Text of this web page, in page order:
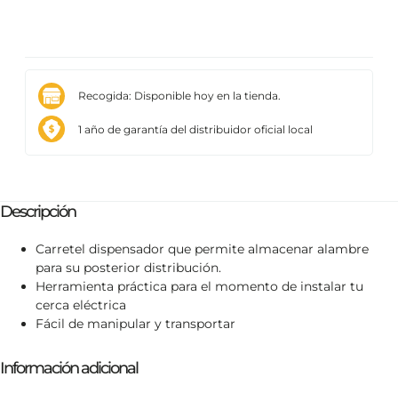
Recogida: Disponible hoy en la tienda.
1 año de garantía del distribuidor oficial local
Descripción
Carretel dispensador que permite almacenar alambre
para su posterior distribución.
Herramienta práctica para el momento de instalar tu
cerca eléctrica
Fácil de manipular y transportar
Información adicional